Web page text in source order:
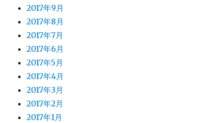
2017年9月
2017年8月
2017年7月
2017年6月
2017年5月
2017年4月
2017年3月
2017年2月
2017年1月